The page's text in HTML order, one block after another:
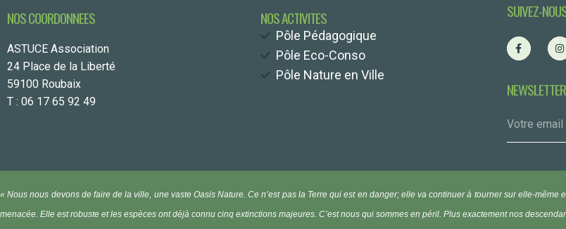
NOS COORDONNEES
ASTUCE Association
24 Place de la Liberté
59100 Roubaix
T : 06 17 65 92 49
NOS ACTIVITES
Pôle Pédagogique
Pôle Eco-Conso
Pôle Nature en Ville
SUIVEZ-
NEWSLETTER
« Nous nous devons de faire de la ville, une vaste Oasis Nature. Ce n’est pas la Terre qui est en danger; elle va continuer à tourner sur elle-même
menacée. Elle est robuste et les espèces ont déjà connu cinq extinctions majeures. C’est nous qui sommes en péril. Plus exactement nos